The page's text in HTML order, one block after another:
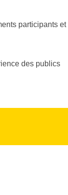
participants et
des publics